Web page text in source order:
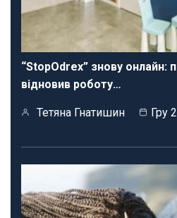
“StopOdrex” знову онлайн:
відновив роботу…
Тетяна Гнатишин Гру